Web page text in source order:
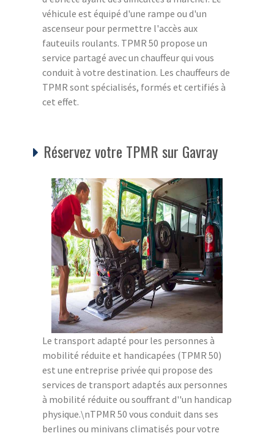
véhicule est équipé d'une rampe ou d'un
ascenseur pour permettre l'accès aux
fauteuils roulants. TPMR 50 propose un
service partagé avec un chauffeur qui vous
conduit à votre destination. Les chauffeurs de
TPMR sont spécialisés, formés et certifiés à
cet effet.
Réservez votre TPMR sur Gavray
Le transport adapté pour les personnes à
mobilité réduite et handicapées (TPMR 50)
est une entreprise privée qui propose des
services de transport adaptés aux personnes
à mobilité réduite ou souffrant d''un handicap
physique.\nTPMR 50 vous conduit dans ses
berlines ou minivans climatisés pour votre